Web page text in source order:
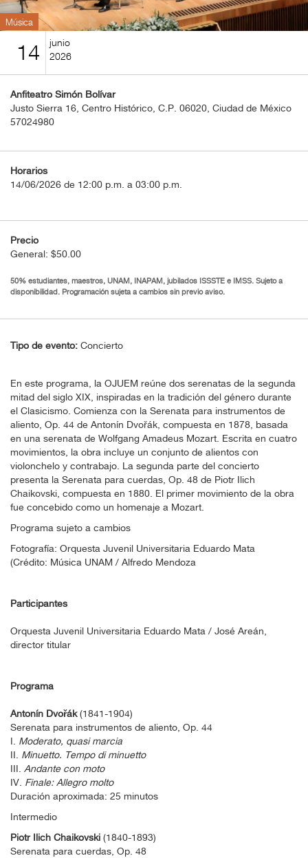
Guía
Mensual
CulturaCulturaUNAM
Música
14
junio
2026
Anfiteatro Simón Bolívar
Justo Sierra 16, Centro Histórico, C.P. 06020, Ciudad de México
57024980
Horarios
14/06/2026 de 12:00 p.m. a 03:00 p.m.
Precio
General: $50.00
50% estudiantes, maestros, UNAM, INAPAM, jubilados ISSSTE e IMSS. Sujeto a
disponibilidad. Programación sujeta a cambios sin previo aviso.
Tipo de evento: Concierto
En este programa, la OJUEM reúne dos serenatas de la segunda
mitad del siglo XIX, inspiradas en la tradición del género durante
el Clasicismo. Comienza con la Serenata para instrumentos de
aliento, Op. 44 de Antonín Dvořák, compuesta en 1878, basada
en una serenata de Wolfgang Amadeus Mozart. Escrita en cuatro
movimientos, la obra incluye un conjunto de alientos con
violonchelo y contrabajo. La segunda parte del concierto
presenta la Serenata para cuerdas, Op. 48 de Piotr Ilich
Chaikovski, compuesta en 1880. El primer movimiento de la obra
fue concebido como un homenaje a Mozart.
Programa sujeto a cambios
Fotografía: Orquesta Juvenil Universitaria Eduardo Mata
(Crédito: Música UNAM / Alfredo Mendoza
Participantes
Orquesta Juvenil Universitaria Eduardo Mata / José Areán,
director titular
Programa
Antonín Dvořák(1841-1904)
Serenata para instrumentos de aliento, Op. 44
I. Moderato, quasi marcia
II. Minuetto. Tempo di minuetto
III. Andante con moto
IV. Finale: Allegro molto
Duración aproximada: 25 minutos
Intermedio
Piotr Ilich Chaikovski (1840-1893)
Serenata para cuerdas, Op. 48